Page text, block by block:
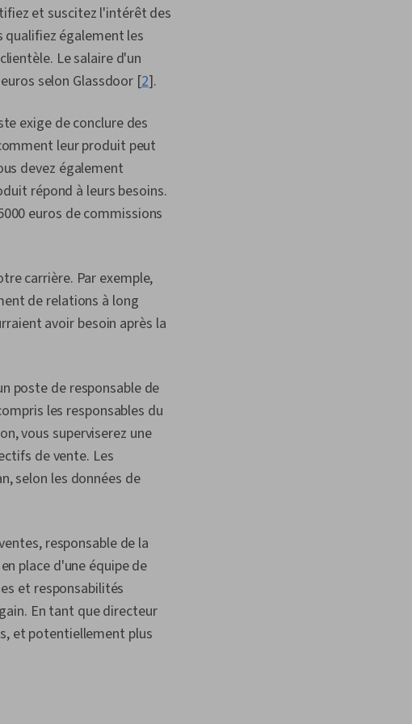
et suscitez l'intérêt des
qualifiez également les
Le salaire d'un
selon Glassdoor [2].
exige de conclure des
leur produit peut
devez également
répond à leurs besoins.
euros de commissions
carrière. Par exemple,
de relations à long
avoir besoin après la
poste de responsable de
les responsables du
vous superviserez une
de vente. Les
selon les données de
responsable de la
place d'une équipe de
et responsabilités
En tant que directeur
et potentiellement plus